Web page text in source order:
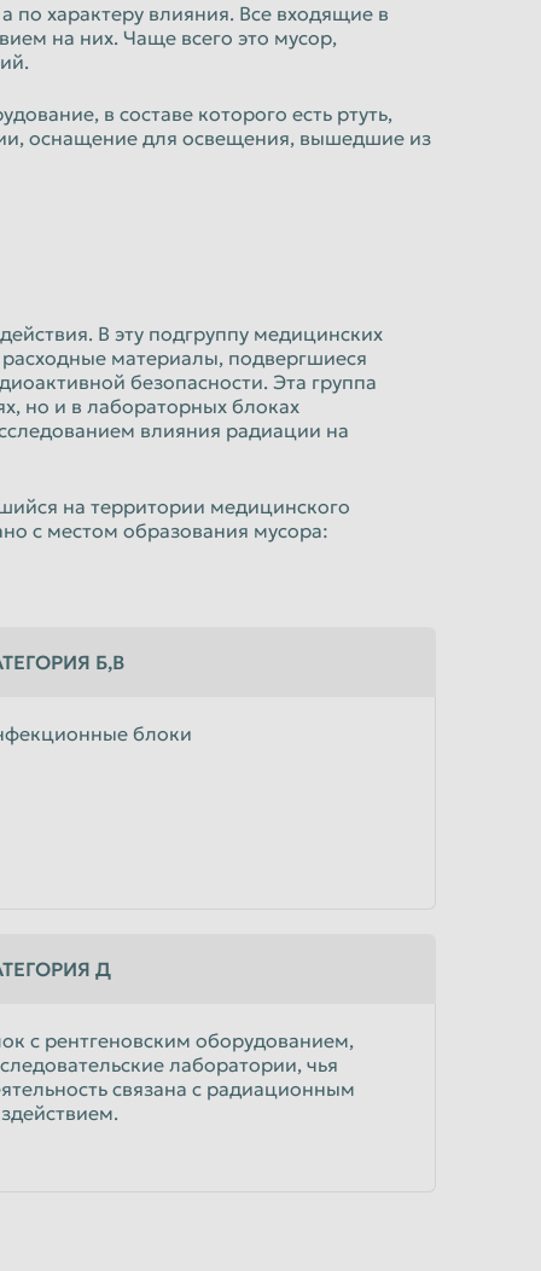
по характеру влияния. Все входящие в
на них. Чаще всего это мусор,
в составе которого есть ртуть,
оснащение для освещения, вышедшие из
В эту подгруппу медицинских
материалы, подвергшиеся
безопасности. Эта группа
но и в лабораторных блоках
влияния радиации на
на территории медицинского
с местом образования мусора:
Б,В
блоки
Д
с рентгеновским оборудованием,
лаборатории, чья
связана с радиационным